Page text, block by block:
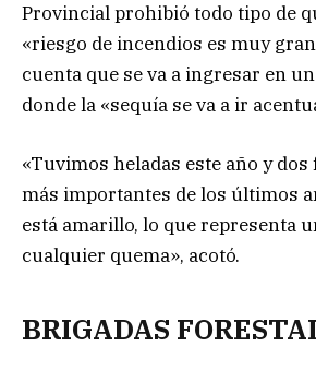
Provincial prohibió todo tipo de
«riesgo de incendios es muy
cuenta que se va a ingresar en
donde la «sequía se va a ir
«Tuvimos heladas este año y
más importantes de los últimos
está amarillo, lo que representa
cualquier quema», acotó.
BRIGADAS